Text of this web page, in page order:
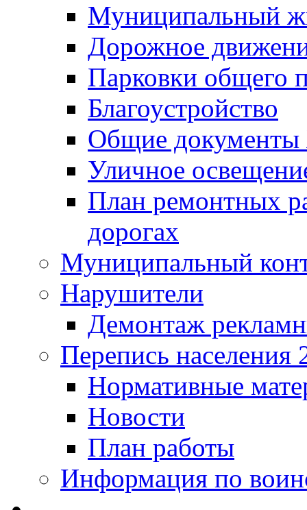
Муниципальный
Дорожное
Парковки общего
Благоустройство
Общие
Уличное
План ремонтных
дорогах
Муниципальный
Нарушители
Демонтаж
Перепись населения
Нормативные
Новости
План работы
Информация по